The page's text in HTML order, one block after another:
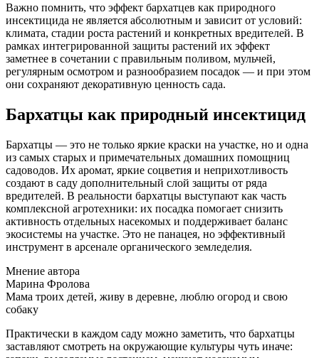
Важно помнить, что эффект бархатцев как природного
инсектицида не является абсолютным и зависит от условий:
климата, стадии роста растений и конкретных вредителей. В
рамках интегрированной защиты растений их эффект
заметнее в сочетании с правильным поливом, мульчей,
регулярным осмотром и разнообразием посадок — и при этом
они сохраняют декоративную ценность сада.
Бархатцы как природный инсектицид
Бархатцы — это не только яркие краски на участке, но и одна
из самых старых и примечательных домашних помощниц
садоводов. Их аромат, яркие соцветия и неприхотливость
создают в саду дополнительный слой защиты от ряда
вредителей. В реальности бархатцы выступают как часть
комплексной агротехники: их посадка помогает снизить
активность отдельных насекомых и поддерживает баланс
экосистемы на участке. Это не панацея, но эффективный
инструмент в арсенале органического земледелия.
Мнение автора
Марина Фролова
Мама троих детей, живу в деревне, люблю огород и свою
собаку
Практически в каждом саду можно заметить, что бархатцы
заставляют смотреть на окружающие культуры чуть иначе: